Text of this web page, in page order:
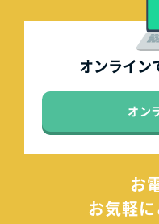
オンライン
オン
お
お気軽